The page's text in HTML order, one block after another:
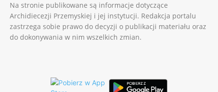
Na stronie publikowane są informacje dotyczące
Archidiecezji Przemyskiej i jej instytucji. Redakcja portalu
zastrzega sobie prawo do decyzji o publikacji materiału oraz
do dokonywania w nim wszelkich zmian.